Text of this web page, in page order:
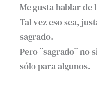
Me gusta hablar de
Tal vez eso sea,
sagrado.
Pero ¨sagrado¨ no
sólo para algunos.